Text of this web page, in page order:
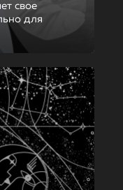
свое
для